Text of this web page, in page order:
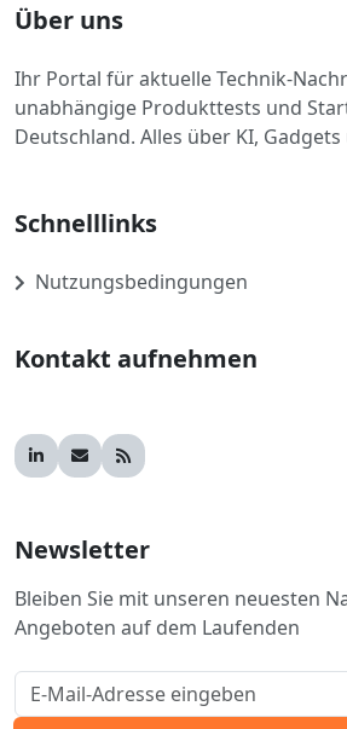
Über uns
Ihr Portal für aktuelle Technik-
unabhängige Produkttests und
Deutschland. Alles über KI,
Schnelllinks
Nutzungsbedingungen
Kontakt aufnehmen
Newsletter
Bleiben Sie mit unseren neuesten
Angeboten auf dem Laufenden